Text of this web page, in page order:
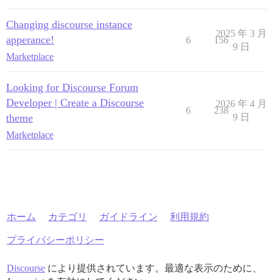
Changing discourse instance
apperance!
Marketplace
6 156
2025 年 3 月
9 日
Looking for Discourse Forum
Developer | Create a Discourse
theme
Marketplace
6 238
2026 年 4 月
9 日
ホーム カテゴリ ガイドライン 利用規約
プライバシーポリシー
Discourseにより提供されています。最適な表示のために、